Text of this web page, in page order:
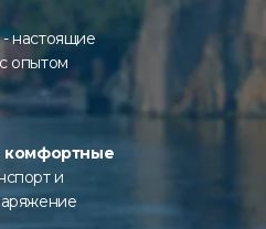
- настоящие
опытом
комфортные
и